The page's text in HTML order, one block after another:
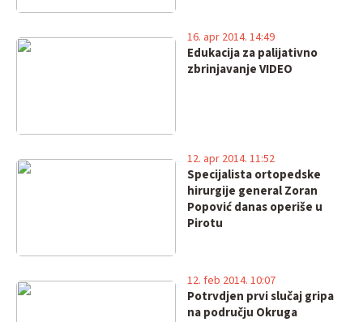
Edukacija za palijativno
zbrinjavanje VIDEO
16. apr 2014. 14:49
Specijalista ortopedske
hirurgije general Zoran
Popović danas operiše u
Pirotu
12. apr 2014. 11:52
Potrvdjen prvi slučaj gripa
na području Okruga
12. feb 2014. 10:07